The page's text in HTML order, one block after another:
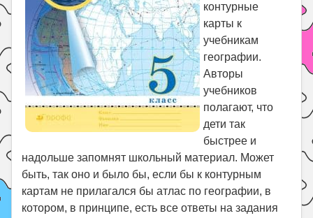
контурные
карты к
учебникам
географии.
Авторы
учебников
полагают, что
дети так
быстрее и
надольше запомнят школьный материал. Может
быть, так оно и было бы, если бы к контурным
картам не прилагался бы атлас по географии, в
котором, в принципе, есть все ответы на задания